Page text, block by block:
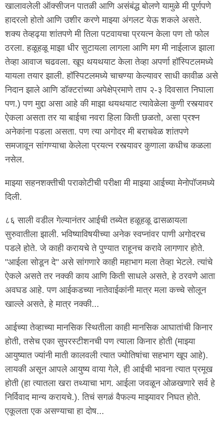
खालावलेली ऑक्सीजन पातळी आणि असंबंद्ध बोलणे यामुळे मी पूर्णपणे
हादरलो होतो आणि उशीर करणे माझ्या अंगलट येऊ शकले असते.
शक्य तेव्हढ्या शांतपणे मी तिला पटवायचा प्रयत्न केला पण तो फोल
ठरला. हळूहळू माझा धीर सुटायला लागला आणि मग मी नाईलाज झाला
तेव्हा आवाज चढवला. खूप थयथयाट केला तेव्हा अपर्णा हॉस्पिटलमध्ये
यायला तयार झाली. हॉस्पिटलमध्ये चाचण्या केल्यावर साधी कावीळ असे
निदान झाले आणि डॉक्टरांच्या अपेक्षेप्रमाणे ताप २-३ दिवसात निघाला
पण.) पण मुद्दा असा आहे की माझा थयथयाट त्यावेळेला कुणी रस्त्यावर
ऐकला असता तर या बाईचा नवरा हिला किती छळतो, असा प्रश्न
अनेकांना पडला असता. पण त्या अगोदर मी बराचवेळ शांतपणे
समजावून सांगण्याचा केलेला प्रयत्न रस्त्यावर कुणाला कधीच कळला
नसेल.
माझ्या सहनशक्तीची पराकोटीची परीक्षा मी माझ्या आईच्या मेनोपॉजमध्ये
दिली.
८६ साली वडील गेल्यानंतर आईची तब्येत हळूहळू ढासळायला
सुरुवातीला झाली. भविष्याविषयीच्या अनेक स्वप्नांवर पाणी अगोदरच
पडले होते. जे काही करायचे ते पुण्यात राहूनच करावे लागणार होते.
"आईला सोडून दे" असे सांगणारे काही महाभाग मला तेव्हा भेटले. त्यांचे
ऐकले असते तर नक्की काय आणि किती साधले असते, हे ठरवणे आता
अवघड आहे. पण आईकडच्या नातेवाईकांनी मात्र मला कच्चे सोलून
खाल्ले असते, हे मात्र नक्की...
आईच्या तेव्हाच्या मानसिक स्थितीला काही मानसिक आघातांची किनार
होती, तसेच एका सुपरस्टीशनची पण त्याला किनार होती (माझ्या
आयुष्यात ज्यांनी माती कालवली त्यात ज्योतिषांचा सहभाग खूप आहे).
लायकी असून आपले आयुष्य वाया गेले, ही आईची भावना त्यात प्रमूख
होती (हा त्यातला खरा तथ्याचा भाग. आईला जवळून ओळखणारे सर्व हे
निर्विवाद मान्य करायचे.). तिचं सगळं वैफल्य माझ्यावर निघत होते.
एकूलता एक असण्याचा हा दोष...